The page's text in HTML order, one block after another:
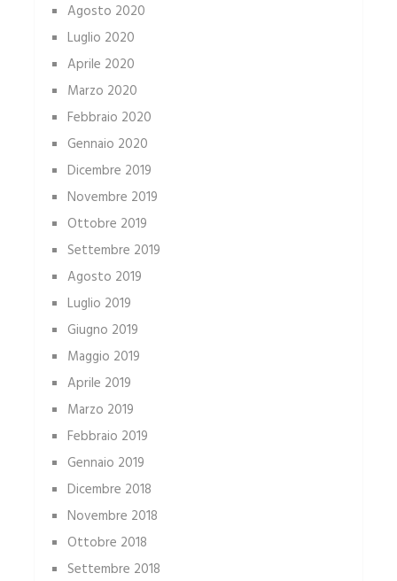
Agosto 2020
Luglio 2020
Aprile 2020
Marzo 2020
Febbraio 2020
Gennaio 2020
Dicembre 2019
Novembre 2019
Ottobre 2019
Settembre 2019
Agosto 2019
Luglio 2019
Giugno 2019
Maggio 2019
Aprile 2019
Marzo 2019
Febbraio 2019
Gennaio 2019
Dicembre 2018
Novembre 2018
Ottobre 2018
Settembre 2018